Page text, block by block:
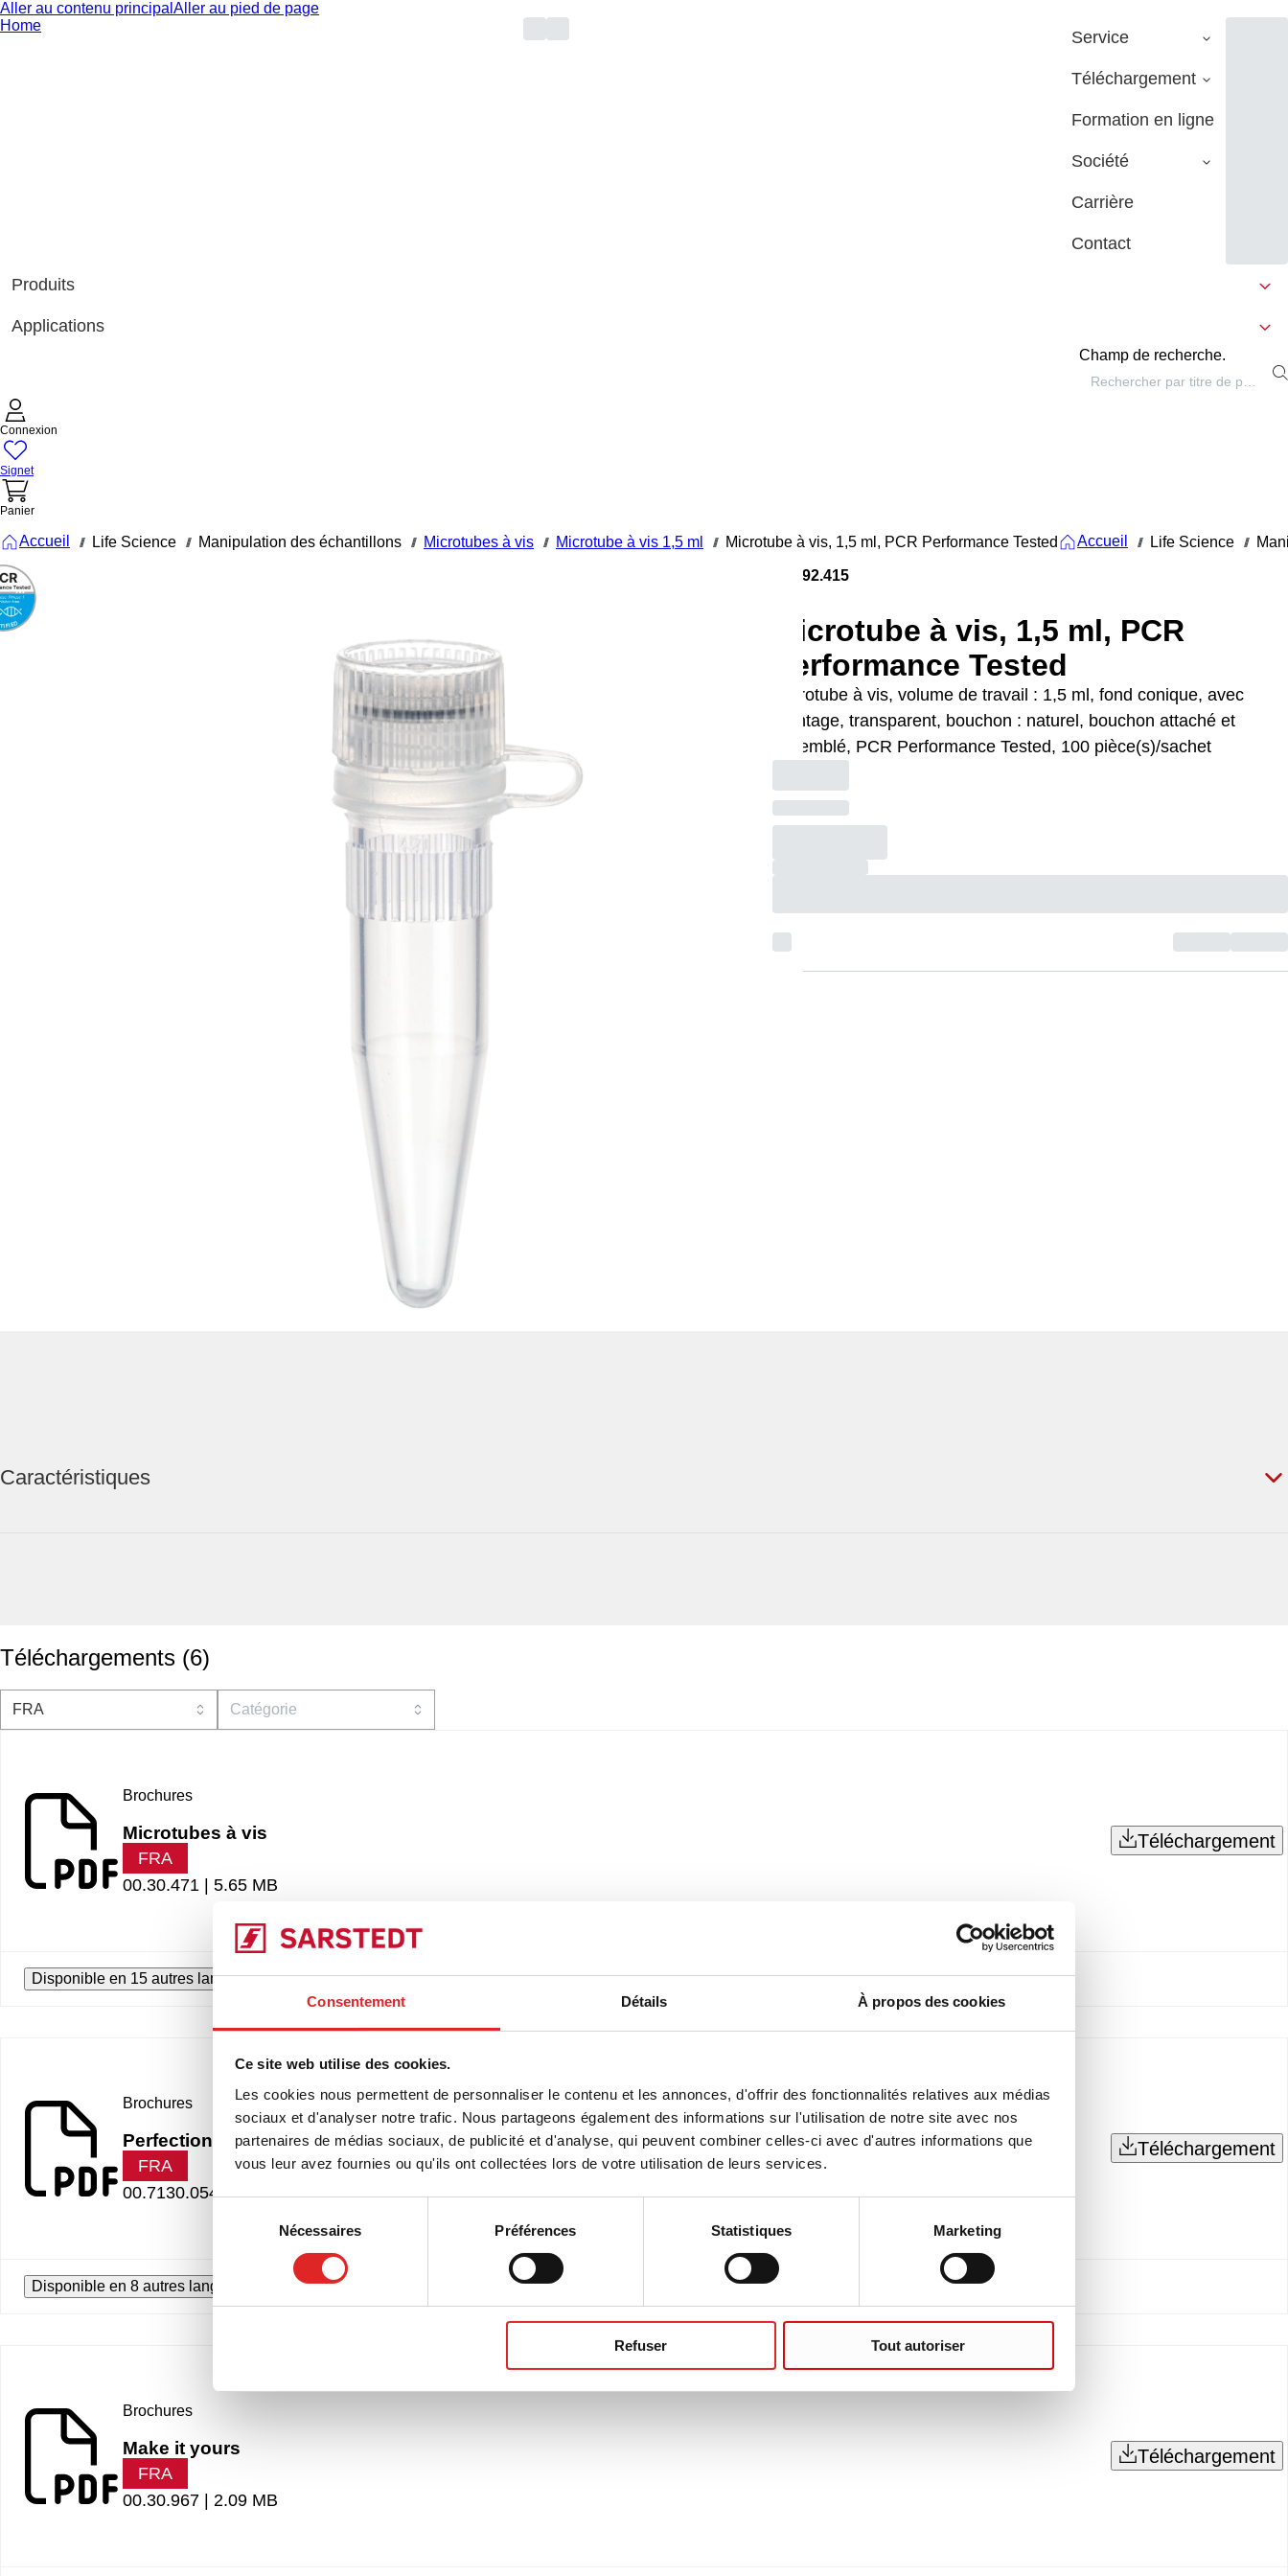
Consentement Détails À propos des cookies
Ce site web utilise des cookies.
Les cookies nous permettent de personnaliser le contenu et les annonces, d'offrir des fonctionnalités relatives aux médias
sociaux et d'analyser notre trafic. Nous partageons également des informations sur l'utilisation de notre site avec nos
partenaires de médias sociaux, de publicité et d'analyse, qui peuvent combiner celles-ci avec d'autres informations que
vous leur avez fournies ou qu'ils ont collectées lors de votre utilisation de leurs services.
consentement
Nécessaires Préférences Statistiques Marketing
Refuser Tout autoriser
Aller au contenu principal Aller au pied de page
Home
Service
Téléchargement
Formation en ligne
Société
Carrière
Contact
Produits
Applications
Champ de recherche.
Connexion
Signet
Panier
Accueil /// Life Science /// Manipulation des échantillons /// Microtubes à vis /// Microtube à vis 1,5 ml /// Microtube à vis, 1,5 ml, PCR Performance Tested Accueil /// Life Science ///
72.692.415
Microtube à vis, 1,5 ml, PCR
Performance Tested
Microtube à vis, volume de travail : 1,5 ml, fond conique, avec
crantage, transparent, bouchon : naturel, bouchon attaché et
assemblé, PCR Performance Tested, 100 pièce(s)/sachet
Caractéristiques
Téléchargements (6)
Brochures
Microtubes à vis
FRA
00.30.471 | 5.65 MB
Téléchargement
Disponible en 15 autres langues
Brochures
Perfection is just one turn away
FRA
00.7130.054 |6.22 MB
Téléchargement
Disponible en 8 autres langues
Brochures
Make it yours
FRA
00.30.967 | 2.09 MB
Téléchargement